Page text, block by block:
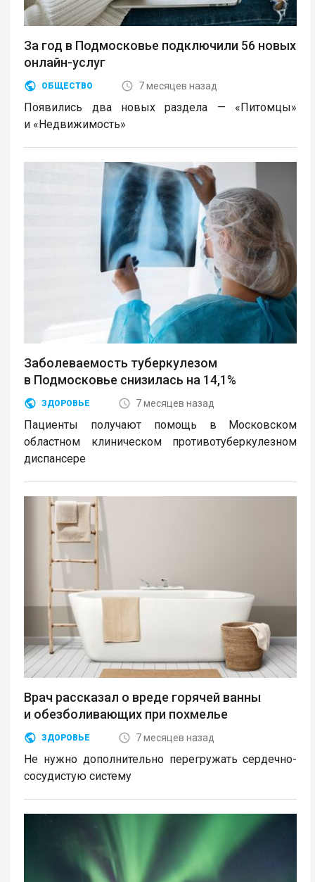
За год в Подмосковье подключили 56 новых
онлайн-услуг
ОБЩЕСТВО 7 месяцев назад
Появились два новых раздела — «Питомцы»
и «Недвижимость»
Заболеваемость туберкулезом
в Подмосковье снизилась на 14,1%
ЗДОРОВЬЕ 7 месяцев назад
Пациенты получают помощь в Московском
областном клиническом противотуберкулезном
диспансере
Врач рассказал о вреде горячей ванны
и обезболивающих при похмелье
ЗДОРОВЬЕ 7 месяцев назад
Не нужно дополнительно перегружать сердечно-
сосудистую систему